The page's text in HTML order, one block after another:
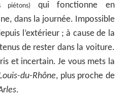
qui fonctionne en
dans la journée. Impossible
l’extérieur ; à cause de la
de rester dans la voiture.
et incertain. Je vous mets la
du-Rhône, plus proche de
.